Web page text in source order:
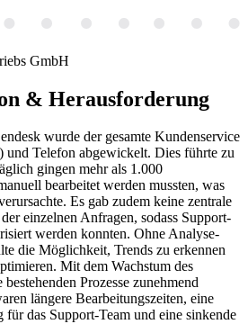
GmbH
& Herausforderung
wurde der gesamte Kundenservice
Telefon abgewickelt. Dies führte zu
gingen mehr als 1.000
bearbeitet werden mussten, was
Es gab zudem keine zentrale
einzelnen Anfragen, sodass Support-
werden konnten. Ohne Analyse-
die Möglichkeit, Trends zu erkennen
Mit dem Wachstum des
Prozesse zunehmend
längere Bearbeitungszeiten, eine
für das Support-Team und eine sinkende